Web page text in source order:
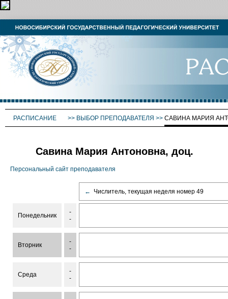
РАСПИСАНИЕ >> ВЫБОР ПРЕПОДАВАТЕЛЯ >> САВИНА МАРИЯ
Савина Мария Антоновна, доц.
Персональный сайт преподавателя
← Числитель, текущая неделя номер 49
Понедельник
-
-
Вторник
-
-
Среда
-
-